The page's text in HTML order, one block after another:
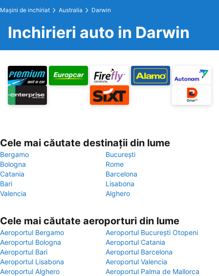
Maşini de inchiriat Australia Darwin
Inchirieri auto in Darwin
Cele mai căutate destinații din lume
Bergamo
București
Bologna
Rome
Catania
Barcelona
Bari
Lisabona
Valencia
Alghero
Cele mai căutate aeroporturi din lume
Aeroportul Bergamo
Aeroportul București Otopeni
Aeroportul Bologna
Aeroportul Catania
Aeroportul Bari
Aeroportul Barcelona
Aeroportul Lisabona
Aeroportul Valencia
Aeroportul Alghero
Aeroportul Palma de Mallorca